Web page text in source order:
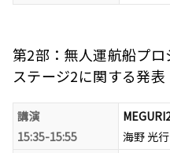
第2部：無人運航船プロ
ステージ2に関する発表
講演
15:35-15:55
海野 光